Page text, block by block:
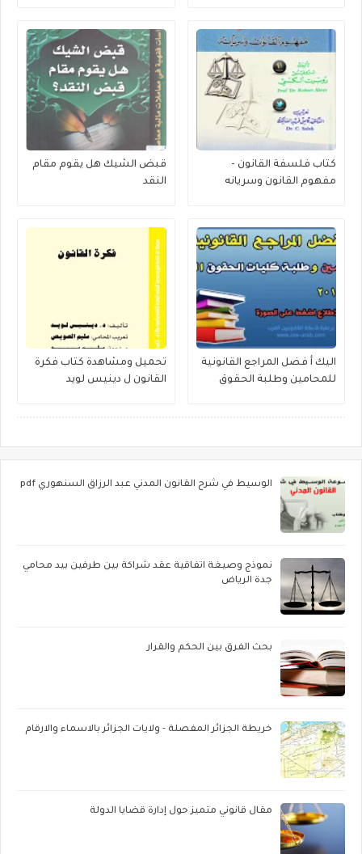
كتاب فلسفة القانون -
مفهوم القانون وسريانه
قبض الشيك هل يقوم مقام
النقد
اليك أ فضل المراجع القانونية
للمحامين وطلبة الحقوق
تحميل ومشاهدة كتاب فكرة
القانون ل دينيس لويد
الوسيط في شرح القانون المدني عبد الرزاق السنهوري pdf
نموذج وصيغة اتفاقية عقد شراكة بين طرفين بيد محامي
جدة الرياض
بحث الفرق بين الحكم والقرار
خريطة الجزائر المفصلة - ولايات الجزائر بالاسماء والارقام
مقال قانوني متميز حول إدارة قضايا الدولة